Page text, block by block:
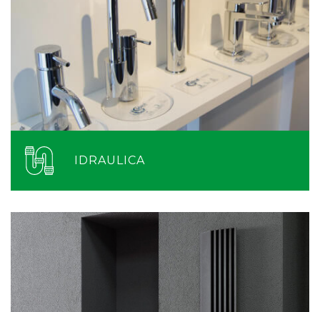
IDRAULICA